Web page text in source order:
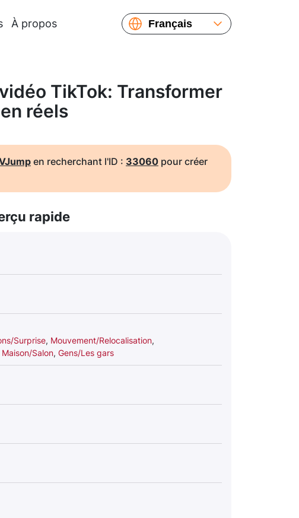
À propos
Français
Українська
TikTok: Transformer
réels
en recherchant l'ID : 33060 pour créer
rapide
Surprise, Mouvement/Relocalisation,
Maison/Salon, Gens/Les gars